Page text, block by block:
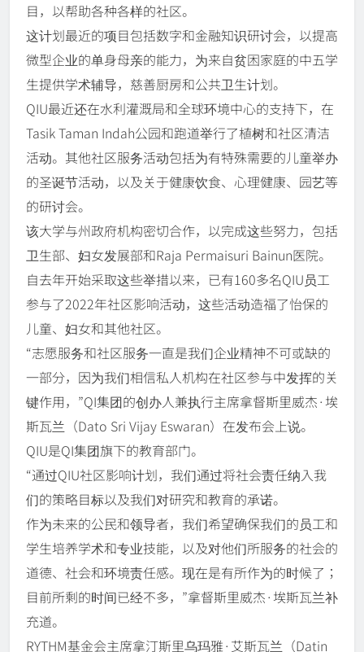
目，以帮助各种各样的社区。
这计划最近的项目包括数字和金融知识研讨会，以提高
微型企业的单身母亲的能力，为来自贫困家庭的中五学
生提供学术辅导，慈善厨房和公共卫生计划。
QIU最近还在水利灌溉局和全球环境中心的支持下，在
Tasik Taman Indah公园和跑道举行了植树和社区清洁
活动。其他社区服务活动包括为有特殊需要的儿童举办
的圣诞节活动，以及关于健康饮食、心理健康、园艺等
的研讨会。
该大学与州政府机构密切合作，以完成这些努力，包括
卫生部、妇女发展部和Raja Permaisuri Bainun医院。
自去年开始采取这些举措以来，已有160多名QIU员工
参与了2022年社区影响活动，这些活动造福了怡保的
儿童、妇女和其他社区。
“志愿服务和社区服务一直是我们企业精神不可或缺的
一部分，因为我们相信私人机构在社区参与中发挥的关
键作用，”QI集团的创办人兼执行主席拿督斯里威杰·埃
斯瓦兰（Dato Sri Vijay Eswaran）在发布会上说。
QIU是QI集团旗下的教育部门。
“通过QIU社区影响计划，我们通过将社会责任纳入我
们的策略目标以及我们对研究和教育的承诺。
作为未来的公民和领导者，我们希望确保我们的员工和
学生培养学术和专业技能，以及对他们所服务的社会的
道德、社会和环境责任感。现在是有所作为的时候了；
目前所剩的时间已经不多，”拿督斯里威杰·埃斯瓦兰补
充道。
RYTHM基金会主席拿汀斯里乌玛雅·艾斯瓦兰（Datin